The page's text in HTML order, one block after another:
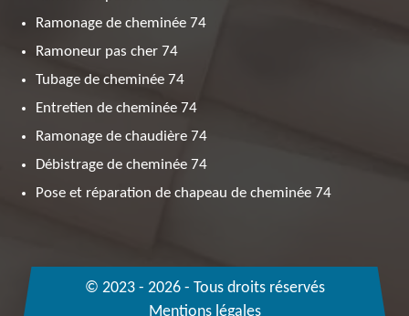
Ramonage de cheminée 74
Ramoneur pas cher 74
Tubage de cheminée 74
Entretien de cheminée 74
Ramonage de chaudière 74
Débistrage de cheminée 74
Pose et réparation de chapeau de cheminée 74
© 2023 - 2026 - Tous droits réservés
Mentions légales